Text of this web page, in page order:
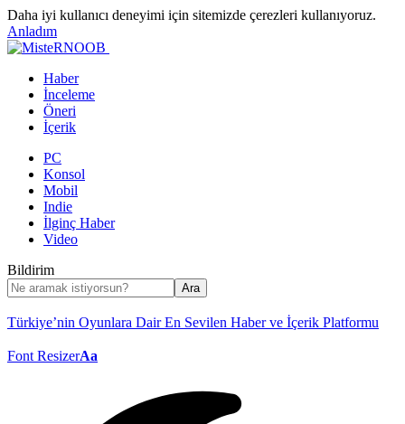
Daha iyi kullanıcı deneyimi için sitemizde çerezleri kullanıyoruz.
Anladım
Haber
İnceleme
Öneri
İçerik
PC
Konsol
Mobil
Indie
İlginç Haber
Video
Bildirim
Türkiye’nin Oyunlara Dair En Sevilen Haber ve İçerik Platformu
Font ResizerAa